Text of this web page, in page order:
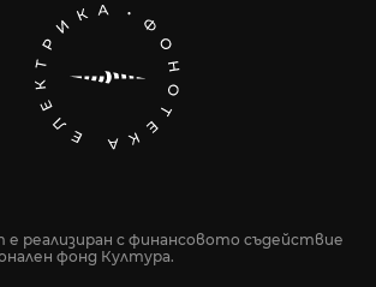
реализиран с финансовото съдействие
фонд Култура.